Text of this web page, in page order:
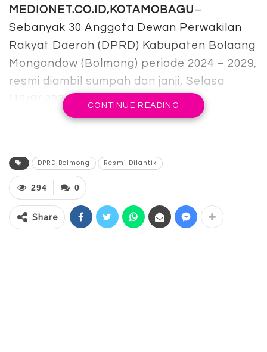
MEDIONET.CO.ID,KOTAMOBAGU–
Sebanyak 30 Anggota Dewan Perwakilan
Rakyat Daerah (DPRD) Kabupaten Bolaang
Mongondow (Bolmong) periode 2024 – 2029,
resmi diambil sumpah dan janji, Selasa
(10/9/ 2024).
oleh Sekretaris DPRD Bolmong Parman
Ginano, dan dilanjutkan dengan
pengambilan sumpah dan janji oleh Ketua
Pengadilan Negeri (PN) Kotamobagu, Jifly Z.
CONTINUE READING
DPRD Bolmong Resmi Dilantik
0
294
Share